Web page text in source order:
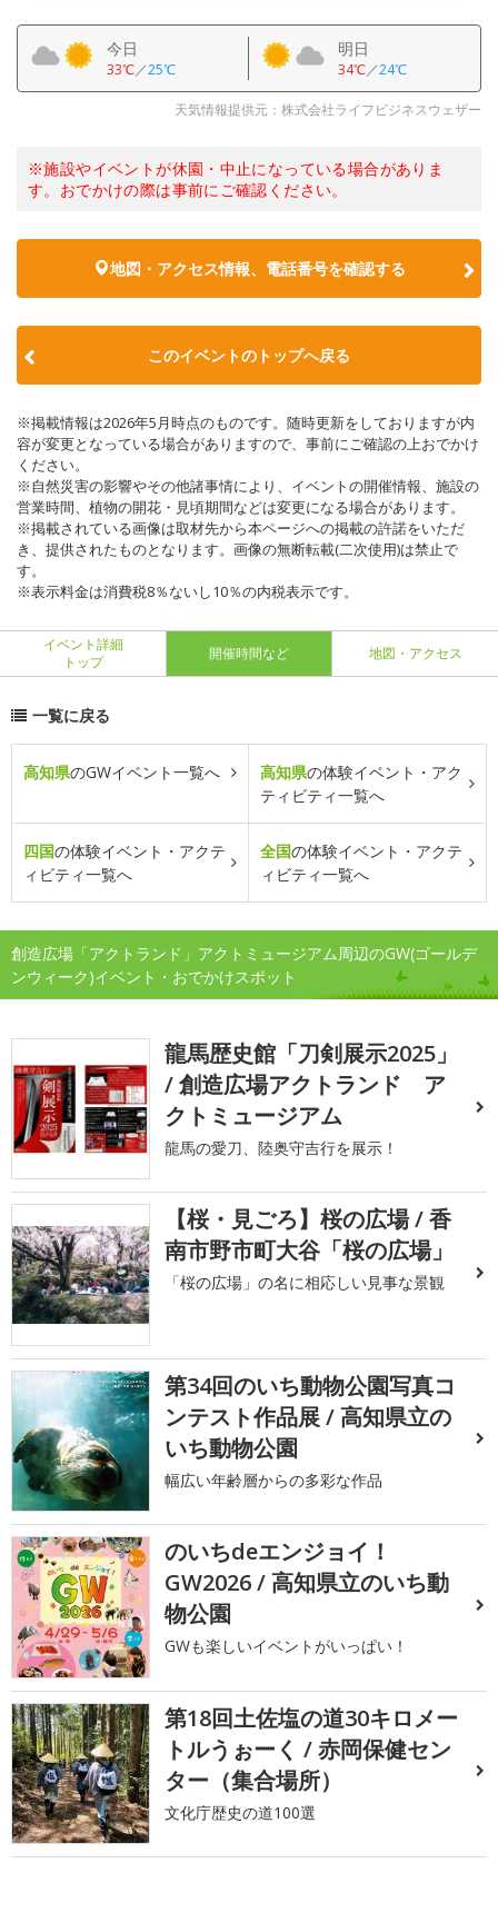
今日
33℃／25℃
明日
34℃／24℃
天気情報提供元：株式会社ライフビジネスウェザー
※施設やイベントが休園・中止になっている場合がありま
す。おでかけの際は事前にご確認ください。
地図・アクセス情報、電話番号を確認する
このイベントのトップへ戻る
※掲載情報は2026年5月時点のものです。随時更新をしておりますが内
容が変更となっている場合がありますので、事前にご確認の上おでかけ
ください。
※自然災害の影響やその他諸事情により、イベントの開催情報、施設の
営業時間、植物の開花・見頃期間などは変更になる場合があります。
※掲載されている画像は取材先から本ページへの掲載の許諾をいただ
き、提供されたものとなります。画像の無断転載(二次使用)は禁止で
す。
※表示料金は消費税8％ないし10％の内税表示です。
イベント詳細
トップ
開催時間など 地図・アクセス
一覧に戻る
高知県のGWイベント一覧へ 高知県の体験イベント・アク
ティビティ一覧へ
四国の体験イベント・アクテ
ィビティ一覧へ
全国の体験イベント・アクテ
ィビティ一覧へ
創造広場「アクトランド」アクトミュージアム周辺のGW(ゴールデ
ンウィーク)イベント・おでかけスポット
龍馬歴史館「刀剣展示2025」
/ 創造広場アクトランド ア
クトミュージアム
龍馬の愛刀、陸奥守吉行を展示！
【桜・見ごろ】桜の広場 / 香
南市野市町大谷「桜の広場」
「桜の広場」の名に相応しい見事な景観
第34回のいち動物公園写真コ
ンテスト作品展 / 高知県立の
いち動物公園
幅広い年齢層からの多彩な作品
のいちdeエンジョイ！
GW2026 / 高知県立のいち動
物公園
GWも楽しいイベントがいっぱい！
第18回土佐塩の道30キロメー
トルうぉーく / 赤岡保健セン
ター（集合場所）
文化庁歴史の道100選